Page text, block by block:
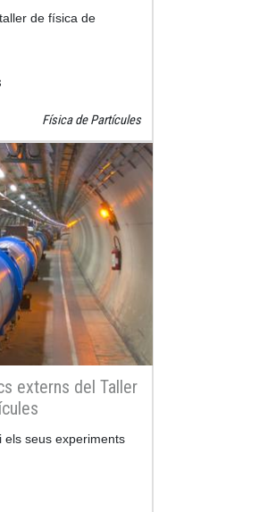
de física de
Física de Partícules
externs del Taller
els seus experiments